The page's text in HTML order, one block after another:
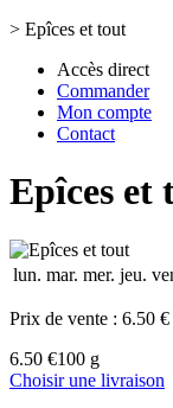
> Epîces et tout
Accès direct
Commander
Mon compte
Contact
Epîces et
lun. mar. mer. jeu.
Prix de vente : 6.50
6.50 €100 g
Choisir une livraison